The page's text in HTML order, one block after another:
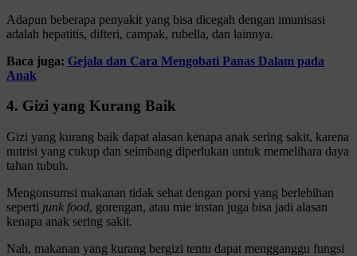
Adapun beberapa penyakit yang bisa dicegah dengan imunisasi
adalah hepatitis, difteri, campak, rubella, dan lainnya.
Baca juga: Gejala dan Cara Mengobati Panas Dalam pada
Anak
4. Gizi yang Kurang Baik
Gizi yang kurang baik dapat alasan kenapa anak sering sakit, karena
nutrisi yang cukup dan seimbang diperlukan untuk memelihara daya
tahan tubuh.
Mengonsumsi makanan tidak sehat dengan porsi yang berlebihan
seperti junk food, gorengan, atau mie instan juga bisa jadi alasan
kenapa anak sering sakit.
Nah, makanan yang kurang bergizi tentu dapat mengganggu fungsi